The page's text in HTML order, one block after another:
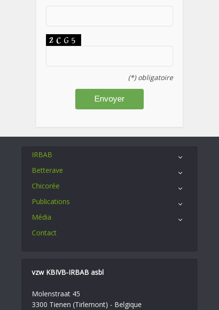
(*) obligatoire
IRBAB
Betterave
Chicorée
Publications
Média
Contact
vzw KBIVB-IRBAB asbl
Molenstraat 45
3300 Tienen (Tirlemont) - Belgique